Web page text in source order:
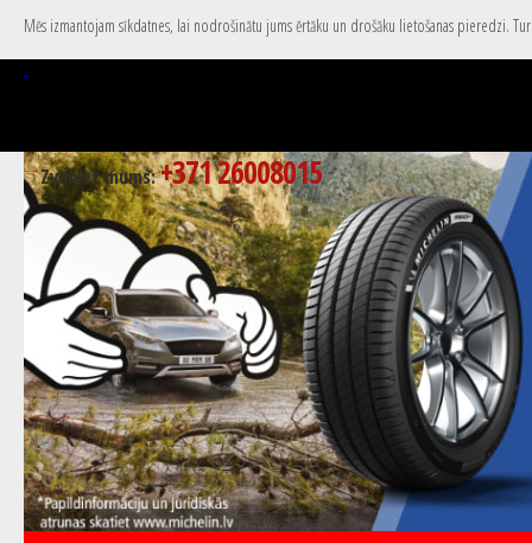
Mēs izmantojam sīkdatnes, lai nodrošinātu jums ērtāku un drošāku lietošanas pieredzi.
Zvaniet mums:+371 26008015